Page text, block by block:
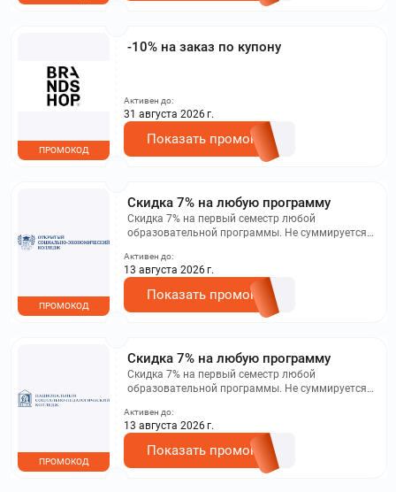
-10% на заказ по купону
ПРОМОКОД
Активен до:
31 августа 2026 г.
Показать промокод
Скидка 7% на любую программу
Скидка 7% на первый семестр любой
образовательной программы. Не суммируется с
на сайте.
ПРОМОКОД
Активен до:
13 августа 2026 г.
Показать промокод
Скидка 7% на любую программу
Скидка 7% на первый семестр любой
образовательной программы. Не суммируется с
на сайте.
ПРОМОКОД
Активен до:
13 августа 2026 г.
Показать промокод